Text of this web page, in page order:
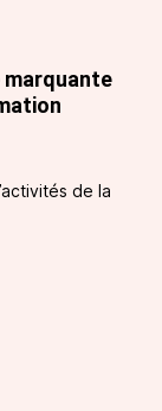
marquante